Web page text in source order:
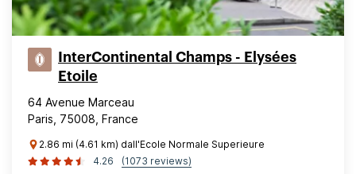
InterContinental Champs - Elysées
Etoile
64 Avenue Marceau
Paris, 75008, France
2.86 mi (4.61 km) dall'Ecole Normale Superieure
4.26
(1073 reviews)